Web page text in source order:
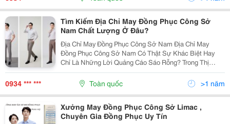
Tìm Kiếm Địa Chỉ May Đồng Phục Công Sở
Nam Chất Lượng Ở Đâu?
Địa Chỉ May Đồng Phục Công Sở Nam Địa Chỉ May
Đồng Phục Công Sở Nam Có Thật Sự Khác Biệt Hay
Chỉ Là Những Lời Quảng Cáo Sáo Rỗng? Trong Thị
Trường Đang Dần Bão Hòa Bởi Các Xưởng May Số
Lượng Lớn, Một Số Đơn Vị Vẫn Chọn Lối Đi Riêng: Tối
Ưu Từng...
0934 *** *** Toàn quốc >1 năm
Xưởng May Đồng Phục Công Sở Limac ,
Chuyên Gia Đồng Phục Uy Tín